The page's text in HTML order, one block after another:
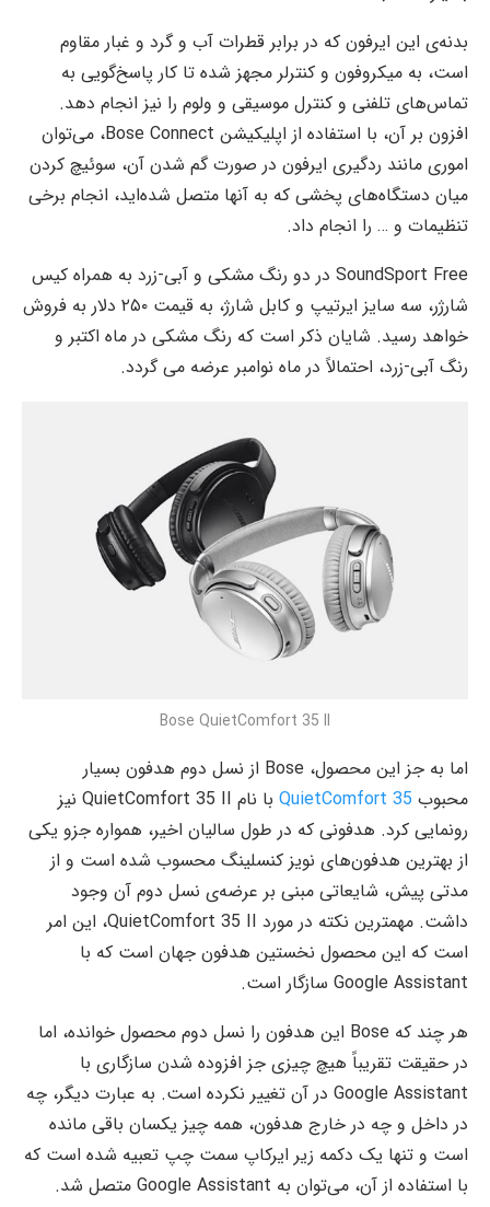
بدنه‌ی این ایرفون که در برابر قطرات آب و گرد و غبار مقاوم
است، به میکروفون و کنترلر مجهز شده تا کار پاسخ‌گویی به
تماس‌های تلفنی و کنترل موسیقی و ولوم را نیز انجام دهد.
افزون بر آن، با استفاده از اپلیکیشن Bose Connect، می‌توان
اموری مانند ردگیری ایرفون در صورت گم شدن آن، سوئیچ کردن
میان دستگاه‌های پخشی که به آنها متصل شده‌اید، انجام برخی
تنظیمات و … را انجام داد.
SoundSport Free در دو رنگ مشکی و آبی-زرد به همراه کیس
شارژر، سه سایز ایرتیپ و کابل شارژ، به قیمت ۲۵۰ دلار به فروش
خواهد رسید. شایان ذکر است که رنگ مشکی در ماه اکتبر و
رنگ آبی-زرد، احتمالاً در ماه نوامبر عرضه می گردد.
Bose QuietComfort 35 II
اما به جز این محصول، Bose از نسل دوم هدفون بسیار
محبوب QuietComfort 35
با نام QuietComfort 35 II نیز
رونمایی کرد. هدفونی که در طول سالیان اخیر، همواره جزو یکی
از بهترین هدفون‌های نویز کنسلینگ محسوب شده است و از
مدتی پیش، شایعاتی مبنی بر عرضه‌ی نسل دوم آن وجود
داشت. مهمترین نکته در مورد QuietComfort 35 II، این امر
است که این محصول نخستین هدفون جهان است که با
Google Assistant سازگار است.
هر چند که Bose این هدفون را نسل دوم محصول خوانده، اما
در حقیقت تقریباً هیچ چیزی جز افزوده شدن سازگاری با
Google Assistant در آن تغییر نکرده است. به عبارت دیگر، چه
در داخل و چه در خارج هدفون، همه چیز یکسان باقی مانده
است و تنها یک دکمه زیر ایرکاپ سمت چپ تعبیه شده است که
با استفاده از آن، می‌توان به Google Assistant متصل شد.